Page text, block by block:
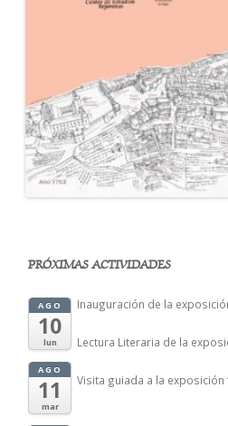
PRÓXIMAS ACTIVIDADES
AGO
10
lun
Inauguración de la
AGO
11
mar
Lectura Literaria de la
Visita guiada a la exposición